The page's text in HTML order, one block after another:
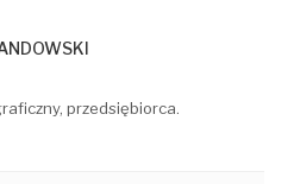
przedsiębiorca.